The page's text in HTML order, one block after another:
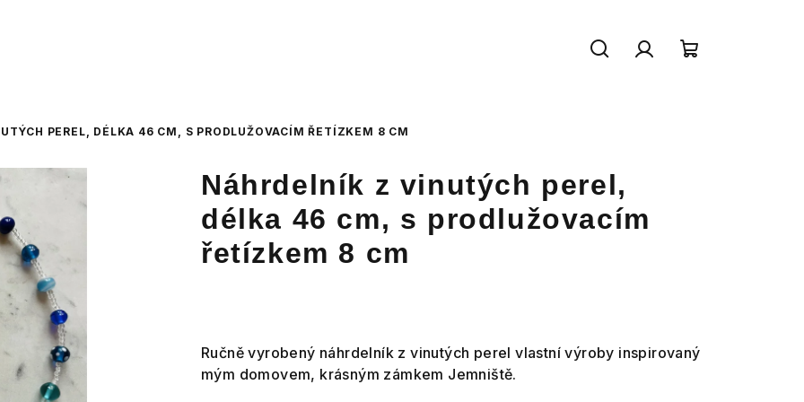
PEREL, DÉLKA 46 CM, S PRODLUŽOVACÍM ŘETÍZKEM 8 CM
Náhrdelník z vinutých perel,
délka 46 cm, s prodlužovacím
řetízkem 8 cm
Ručně vyrobený náhrdelník z vinutých perel vlastní výroby inspirovaný
mým domovem, krásným zámkem Jemniště.